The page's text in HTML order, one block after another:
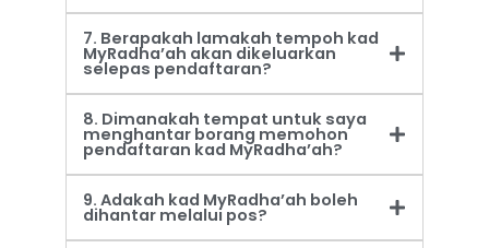
7. Berapakah lamakah tempoh kad
MyRadha’ah akan dikeluarkan
selepas pendaftaran?
8. Dimanakah tempat untuk saya
menghantar borang memohon
pendaftaran kad MyRadha’ah?
9. Adakah kad MyRadha’ah boleh
dihantar melalui pos?